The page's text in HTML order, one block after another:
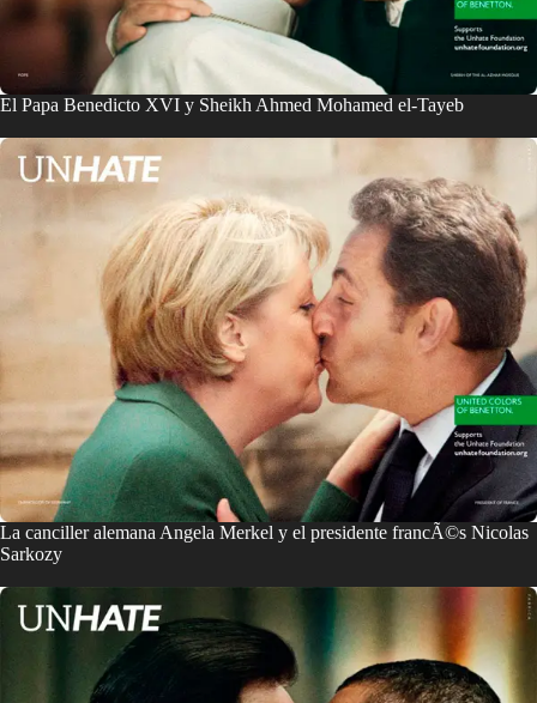
El Papa Benedicto XVI y Sheikh Ahmed Mohamed el-Tayeb
La canciller alemana Angela Merkel y el presidente francÃ©s Nicolas
Sarkozy